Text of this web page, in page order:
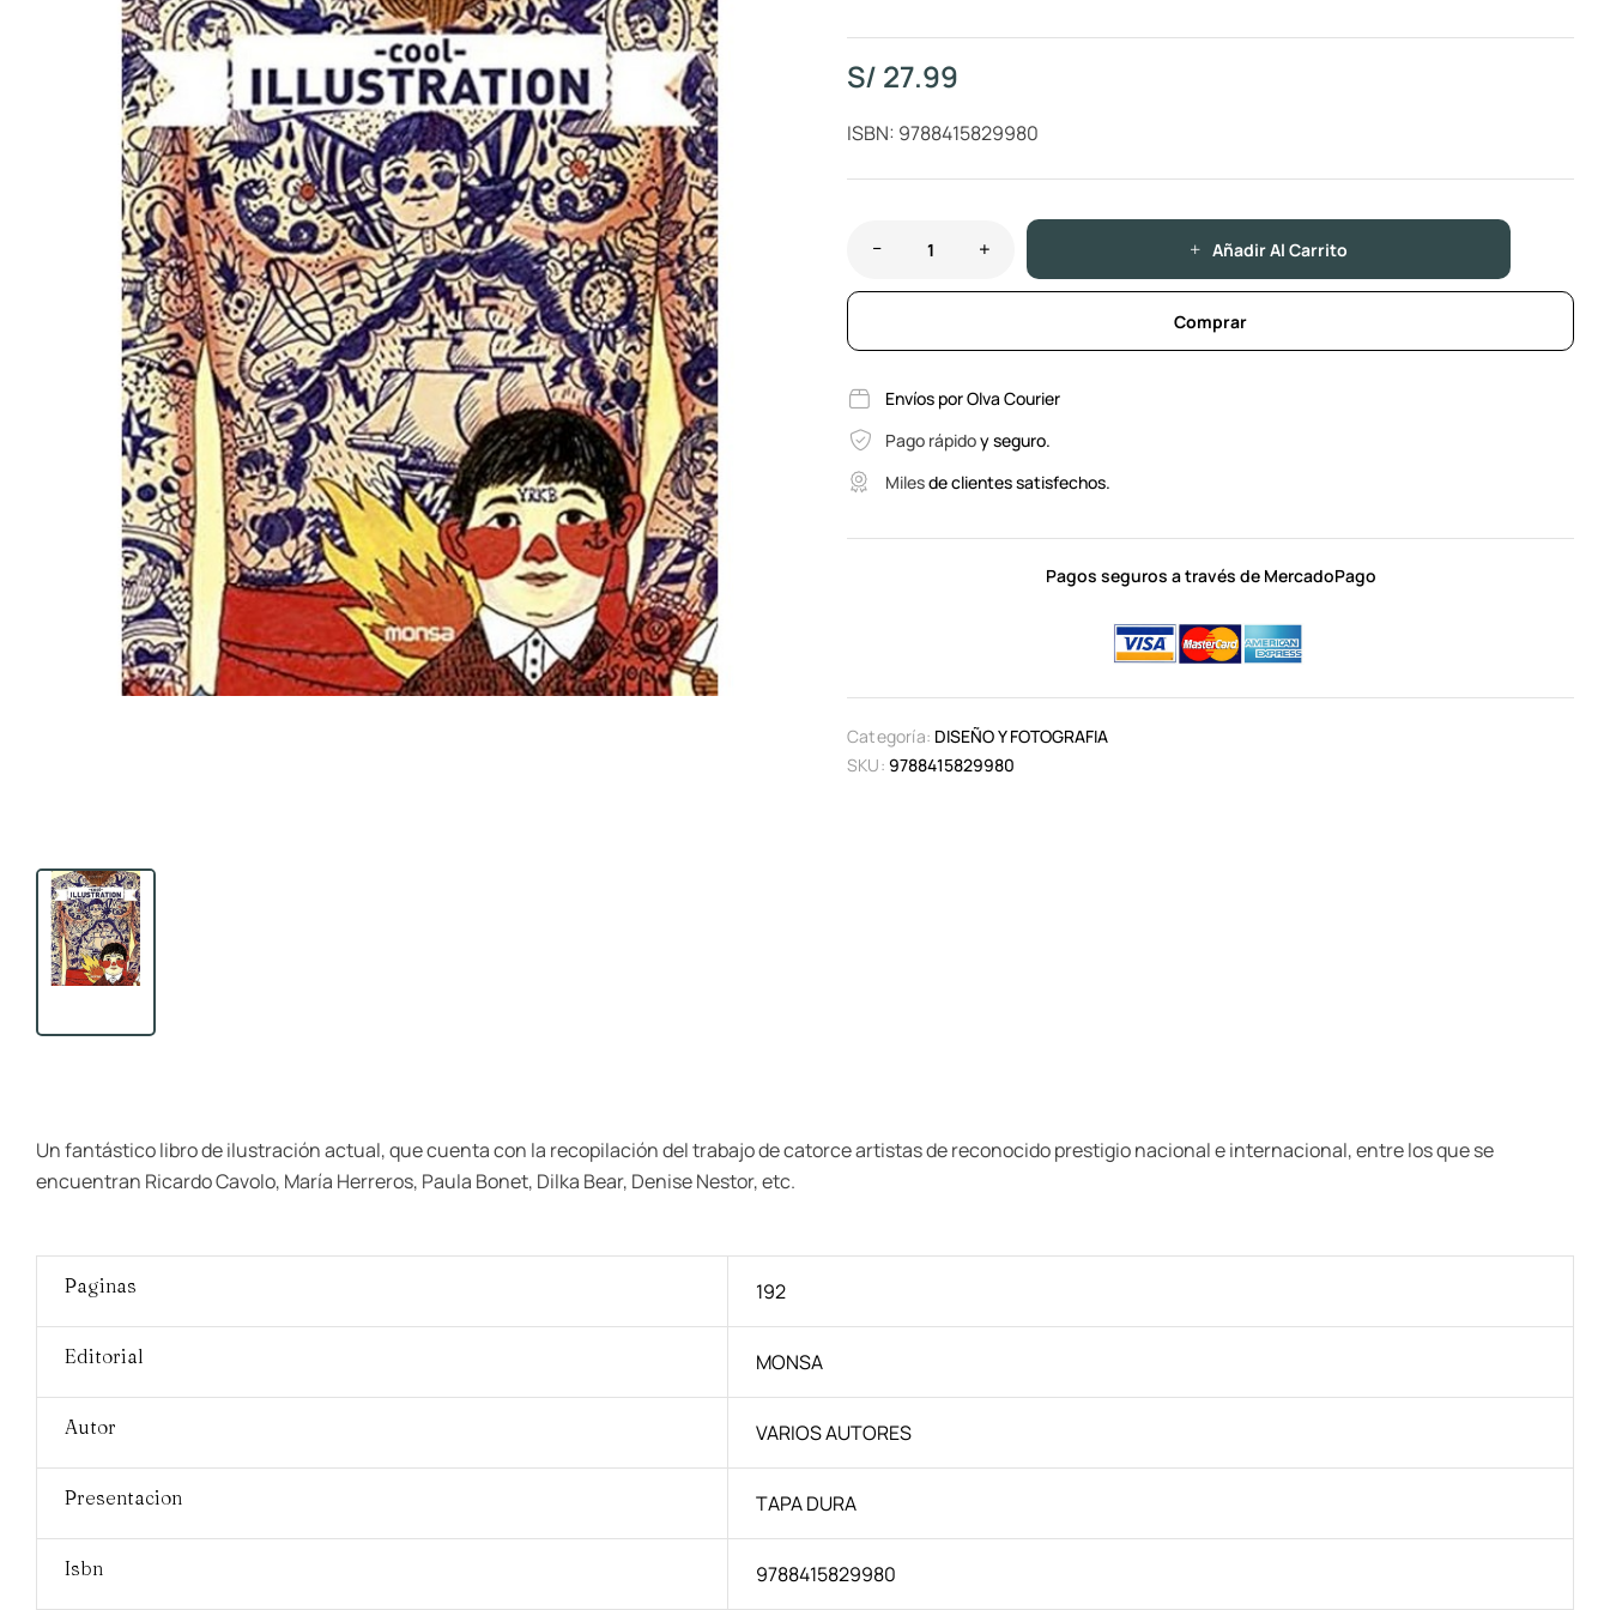
S/ 27.99
ISBN: 9788415829980
Añadir Al Carrito
Comprar
Envíos por Olva Courier
Pago rápidoy seguro.
Milesde clientes satisfechos.
Pagos seguros a través de MercadoPago
Categoría: DISEÑO Y FOTOGRAFIA
SKU: 9788415829980
Un fantástico libro de ilustración actual, que cuenta con la recopilación del trabajo de catorce artistas de reconocido prestigio nacional e internacional, entre los que se
encuentran Ricardo Cavolo, María Herreros, Paula Bonet, Dilka Bear, Denise Nestor, etc.
Paginas 192
Editorial MONSA
Autor VARIOS AUTORES
Presentacion TAPA DURA
Isbn 9788415829980